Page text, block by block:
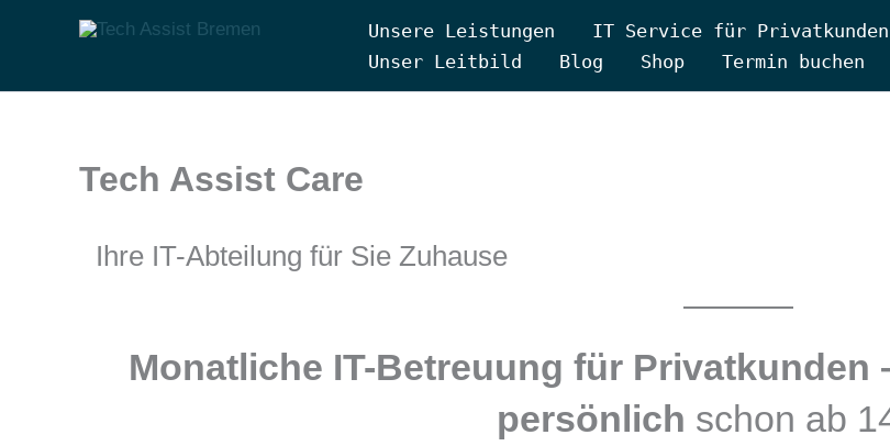
Unsere Leistungen IT Service für Privatkunden
Unser Leitbild
Blog Shop Termin buchen
Tech Assist Care
Ihre IT-Abteilung für Sie Zuhause
Monatliche IT-Betreuung für Privatkunden
persönlich schon ab